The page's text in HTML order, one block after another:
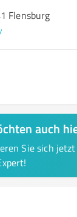
Flensburg
auch
Sie sich